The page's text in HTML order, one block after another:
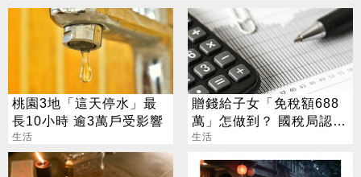
桃園3地「這天停水」最
長10小時 逾3萬戶受影響
生活
贈錢給子女「免稅額688
萬」怎做到？ 國稅局認證
這招可行
生活